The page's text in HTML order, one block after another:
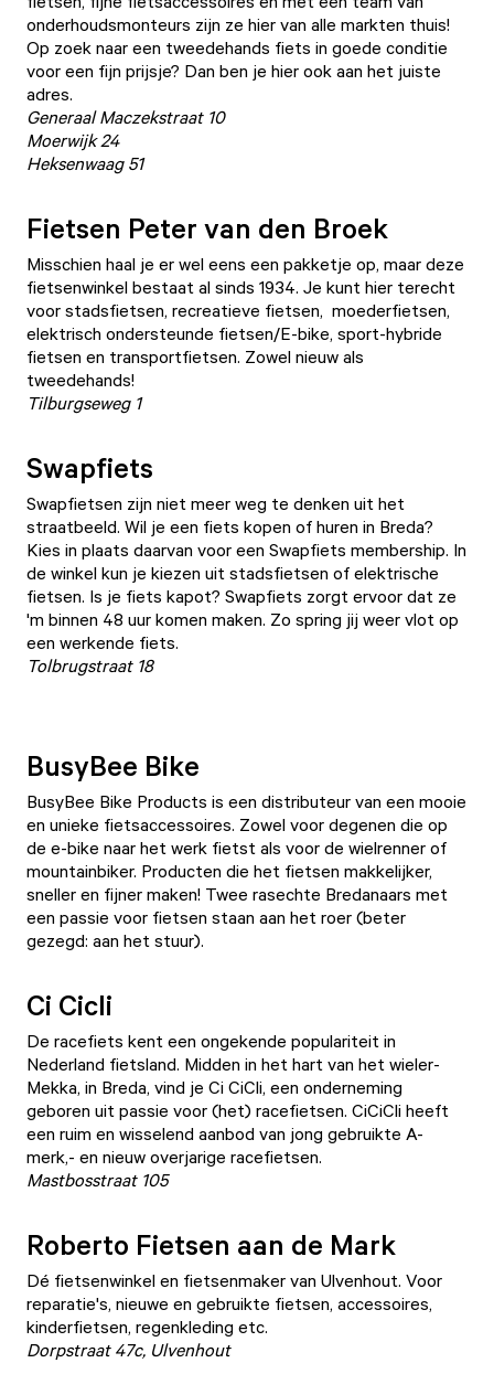
onderhoudsmonteurs zijn ze hier van alle markten thuis!
Op zoek naar een tweedehands fiets in goede conditie
voor een fijn prijsje? Dan ben je hier ook aan het juiste
adres.
Generaal Maczekstraat 10
Moerwijk 24
Heksenwaag 51
Fietsen Peter van den Broek
Misschien haal je er wel eens een pakketje op, maar deze
fietsenwinkel bestaat al sinds 1934. Je kunt hier terecht
voor stadsfietsen, recreatieve fietsen, moederfietsen,
elektrisch ondersteunde fietsen/E-bike, sport-hybride
fietsen en transportfietsen. Zowel nieuw als
tweedehands!
Tilburgseweg 1
Swapfiets
Swapfietsen zijn niet meer weg te denken uit het
straatbeeld. Wil je een fiets kopen of huren in Breda?
Kies in plaats daarvan voor een Swapfiets membership. In
de winkel kun je kiezen uit stadsfietsen of elektrische
fietsen. Is je fiets kapot? Swapfiets zorgt ervoor dat ze
'm binnen 48 uur komen maken. Zo spring jij weer vlot op
een werkende fiets.
Tolbrugstraat 18
BusyBee Bike
BusyBee Bike Products is een distributeur van een mooie
en unieke fietsaccessoires. Zowel voor degenen die op
de e-bike naar het werk fietst als voor de wielrenner of
mountainbiker. Producten die het fietsen makkelijker,
sneller en fijner maken! Twee rasechte Bredanaars met
een passie voor fietsen staan aan het roer (beter
gezegd: aan het stuur).
Ci Cicli
De racefiets kent een ongekende populariteit in
Nederland fietsland. Midden in het hart van het wieler-
Mekka, in Breda, vind je Ci CiCli, een onderneming
geboren uit passie voor (het) racefietsen. CiCiCli heeft
een ruim en wisselend aanbod van jong gebruikte A-
merk,- en nieuw overjarige racefietsen.
Mastbosstraat 105
Roberto Fietsen aan de Mark
Dé fietsenwinkel en fietsenmaker van Ulvenhout. Voor
reparatie's, nieuwe en gebruikte fietsen, accessoires,
kinderfietsen, regenkleding etc.
Dorpstraat 47c, Ulvenhout